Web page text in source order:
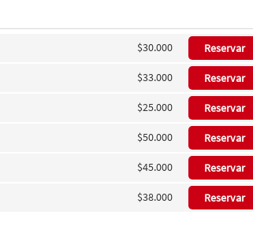
$30.000 Reservar
$33.000 Reservar
$25.000 Reservar
$50.000 Reservar
$45.000 Reservar
$38.000 Reservar